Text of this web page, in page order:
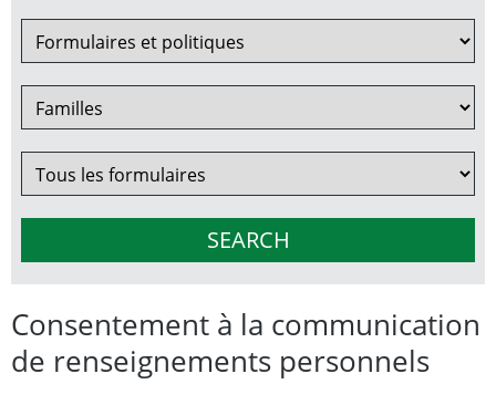
Consentement à la communication
de renseignements personnels